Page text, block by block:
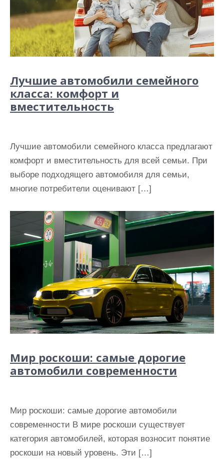
Лучшие автомобили семейного
класса: комфорт и
вместительность
Лучшие автомобили семейного класса предлагают
комфорт и вместительность для всей семьи. При
выборе подходящего автомобиля для семьи,
многие потребители оценивают […]
Мир роскоши: самые дорогие
автомобили современности
Мир роскоши: самые дорогие автомобили
современности В мире роскоши существует
категория автомобилей, которая возносит понятие
роскоши на новый уровень. Эти […]